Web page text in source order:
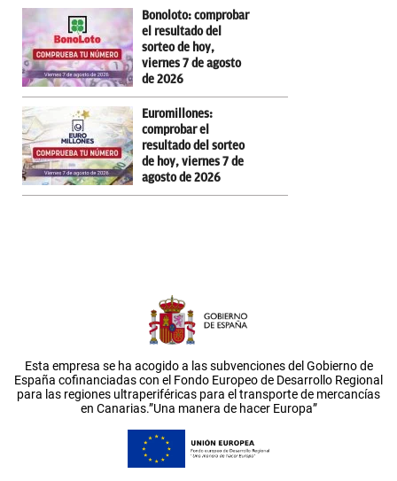
Bonoloto: comprobar
el resultado del
sorteo de hoy,
viernes 7 de agosto
de 2026
Euromillones:
comprobar el
resultado del sorteo
de hoy, viernes 7 de
agosto de 2026
Esta empresa se ha acogido a las subvenciones del Gobierno de
España cofinanciadas con el Fondo Europeo de Desarrollo Regional
para las regiones ultraperiféricas para el transporte de mercancías
en Canarias.”Una manera de hacer Europa”